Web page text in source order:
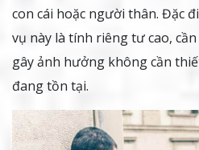
con cái hoặc người thân. Đặc
vụ này là tính riêng tư cao,
gây ảnh hưởng không cần
đang tồn tại.